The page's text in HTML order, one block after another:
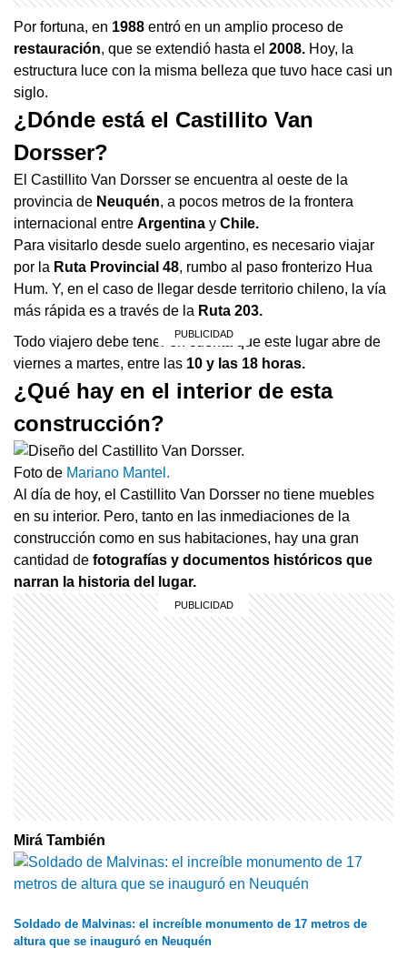
Por fortuna, en 1988 entró en un amplio proceso de
restauración, que se extendió hasta el 2008. Hoy, la
estructura luce con la misma belleza que tuvo hace casi un
siglo.
¿Dónde está el Castillito Van
Dorsser?
El Castillito Van Dorsser se encuentra al oeste de la
provincia de Neuquén, a pocos metros de la frontera
internacional entre Argentina y Chile.
Para visitarlo desde suelo argentino, es necesario viajar
por la Ruta Provincial 48, rumbo al paso fronterizo Hua
Hum. Y, en el caso de llegar desde territorio chileno, la vía
más rápida es a través de la Ruta 203.
Todo viajero debe tener en cuenta que este lugar abre de
viernes a martes, entre las 10 y las 18 horas.
¿Qué hay en el interior de esta
construcción?
Foto de Mariano Mantel.
Al día de hoy, el Castillito Van Dorsser no tiene muebles
en su interior. Pero, tanto en las inmediaciones de la
construcción como en sus habitaciones, hay una gran
cantidad de fotografías y documentos históricos que
narran la historia del lugar.
Mirá También
Soldado de Malvinas: el increíble monumento de 17 metros de
altura que se inauguró en Neuquén